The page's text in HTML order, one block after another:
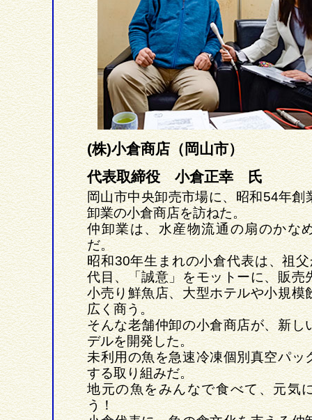
(株)小倉商店（岡山市）
代表取締役 小倉正幸 氏
岡山市中央卸売市場に、昭和54年創
卸業の小倉商店を訪ねた。
仲卸業は、水産物流通の扇のかな
だ。
昭和30年生まれの小倉代表は、祖
代目、「誠意」をモットーに、販売
小売り鮮魚店、大型ホテルや小規模
広く商う。
そんな老舗仲卸の小倉商店が、新し
デルを開発した。
未利用の魚を急速冷凍個別真空パッ
する取り組みだ。
地元の魚をみんなで食べて、元気
う！